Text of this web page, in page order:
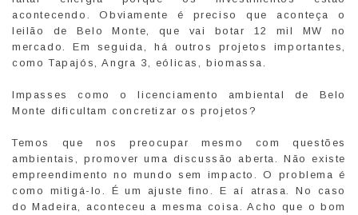
acontecendo. Obviamente é preciso que aconteça o
leilão de Belo Monte, que vai botar 12 mil MW no
mercado. Em seguida, há outros projetos importantes,
como Tapajós, Angra 3, eólicas, biomassa.
Impasses como o licenciamento ambiental de Belo
Monte dificultam concretizar os projetos?
Temos que nos preocupar mesmo com questões
ambientais, promover uma discussão aberta. Não existe
empreendimento no mundo sem impacto. O problema é
como mitigá-lo. É um ajuste fino. E aí atrasa. No caso
do Madeira, aconteceu a mesma coisa. Acho que o bom